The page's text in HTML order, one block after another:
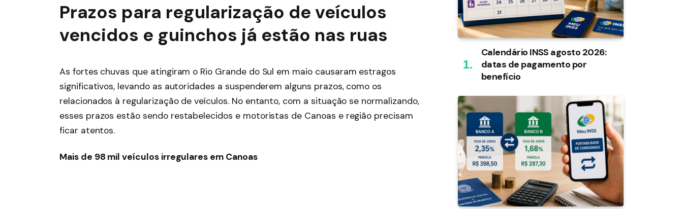
Prazos para regularização de veículos
vencidos e guinchos já estão nas ruas
As fortes chuvas que atingiram o Rio Grande do Sul em maio causaram estragos
significativos, levando as autoridades a suspenderem alguns prazos, como os
relacionados à regularização de veículos. No entanto, com a situação se normalizando,
esses prazos estão sendo restabelecidos e motoristas de Canoas e região precisam
ficar atentos.
Mais de 98 mil veículos irregulares em Canoas
Calendário INSS agosto 2026:
datas de pagamento por
benefício